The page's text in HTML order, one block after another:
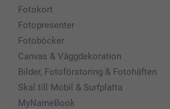
Fotokort
Fotopresenter
Fotoböcker
Canvas & Väggdekoration
Bilder, Fotoförstoring & Fotohäften
Skal till Mobil & Surfplatta
MyNameBook